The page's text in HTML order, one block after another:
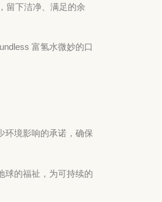
留下洁净、满足的余
富氢水微妙的口
环境影响的承诺，确保
球的福祉，为可持续的